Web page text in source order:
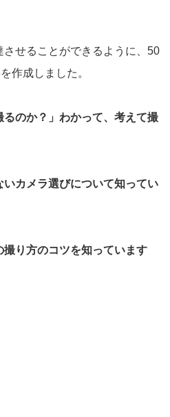
せることができるように、50
作成しました。
のか？」わかって、考えて撮
カメラ選びについて知ってい
り方のコツを知っています